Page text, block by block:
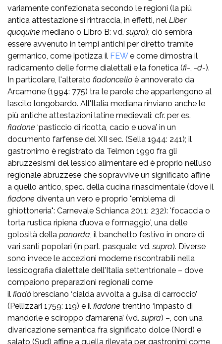
variamente confezionata secondo le regioni (la più
antica attestazione si rintraccia, in effetti, nel Liber
quoquine mediano o Libro B: vd.supra); ciò sembra
essere avvenuto in tempi antichi per diretto tramite
germanico, come ipotizza il FEWe come dimostra il
radicamento delle forme dialettali e la fonetica (fi-, -d-).
In particolare, l'alterato fiadoncello è annoverato da
Arcamone (1994: 775) tra le parole che appartengono al
lascito longobardo. All'Italia mediana rinviano anche le
più antiche attestazioni latine medievali: cfr. per es.
fladone ‘pasticcio di ricotta, cacio e uova’ in un
documento farfense del XII sec. (Sella 1944: 241); il
gastronimo è registrato da Telmon 1990 fra gli
abruzzesismi del lessico alimentare ed è proprio nell’uso
regionale abruzzese che sopravvive un significato affine
a quello antico, spec. della cucina rinascimentale (dove il
fiadone diventa un vero e proprio "emblema di
ghiottoneria": Carnevale Schianca 2011: 232): 'focaccia o
torta rustica ripiena d’uova e formaggio', una delle
golosità della panarda, il banchetto festivo in onore di
vari santi popolari (in part. pasquale: vd.supra). Diverse
sono invece le accezioni moderne riscontrabili nella
lessicografia dialettale dell'Italia settentrionale – dove
compaiono preparazioni regionali come
il fiadò bresciano ‘cialda avvolta a guisa di carroccio’
(Pellizzari 1759: 119) e il fiadone trentino ‘impasto di
mandorle e sciroppo d’amarena’ (vd.supra) –, con una
divaricazione semantica fra significato dolce (Nord) e
salato (Sud) affine a quella rilevata per gastronimi come